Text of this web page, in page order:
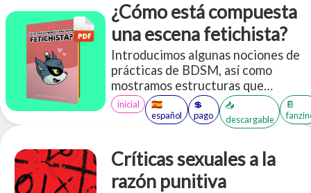
¿Cómo está compuesta
una escena fetichista?
Introducimos algunas nociones de
prácticas de BDSM, así como
mostramos estructuras que
podemos usar para jugar. Con
énfasis en la comunicación activa,
el consentimiento y el cuidado.
inicial
🇪🇸
español
💲
pago
📥
descargable
📔
Críticas sexuales a la
razón punitiva